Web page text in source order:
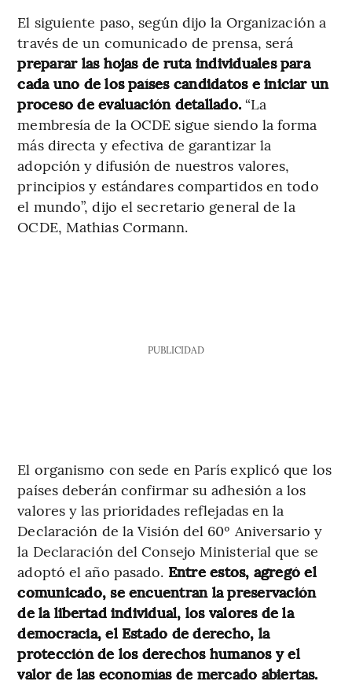
El siguiente paso, según dijo la Organización a
través de un comunicado de prensa, será
preparar las hojas de ruta individuales para
cada uno de los países candidatos e iniciar un
proceso de evaluación detallado.“La
membresía de la OCDE sigue siendo la forma
más directa y efectiva de garantizar la
adopción y difusión de nuestros valores,
principios y estándares compartidos en todo
el mundo”, dijo el secretario general de la
OCDE, Mathias Cormann.
PUBLICIDAD
El organismo con sede en París explicó que los
países deberán confirmar su adhesión a los
valores y las prioridades reflejadas en la
Declaración de la Visión del 60º Aniversario y
la Declaración del Consejo Ministerial que se
adoptó el año pasado. Entre estos, agregó el
comunicado, se encuentran la preservación
de la libertad individual, los valores de la
democracia, el Estado de derecho, la
protección de los derechos humanos y el
valor de las economías de mercado abiertas.